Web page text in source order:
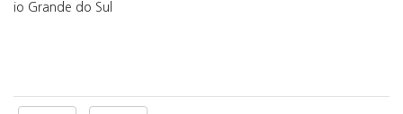
io Grande do Sul​